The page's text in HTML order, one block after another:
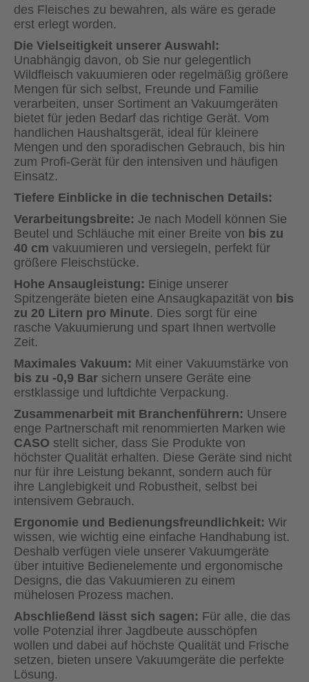
des Fleisches zu bewahren, als wäre es gerade
erst erlegt worden.
Die Vielseitigkeit unserer Auswahl:
Unabhängig davon, ob Sie nur gelegentlich
Wildfleisch vakuumieren oder regelmäßig größere
Mengen für sich selbst, Freunde und Familie
verarbeiten, unser Sortiment an Vakuumgeräten
bietet für jeden Bedarf das richtige Gerät. Vom
handlichen Haushaltsgerät, ideal für kleinere
Mengen und den sporadischen Gebrauch, bis hin
zum Profi-Gerät für den intensiven und häufigen
Einsatz.
Tiefere Einblicke in die technischen Details:
Verarbeitungsbreite: Je nach Modell können Sie
Beutel und Schläuche mit einer Breite von bis zu
40 cm vakuumieren und versiegeln, perfekt für
größere Fleischstücke.
Hohe Ansaugleistung: Einige unserer
Spitzengeräte bieten eine Ansaugkapazität von bis
zu 20 Litern pro Minute. Dies sorgt für eine
rasche Vakuumierung und spart Ihnen wertvolle
Zeit.
Maximales Vakuum: Mit einer Vakuumstärke von
bis zu -0,9 Bar sichern unsere Geräte eine
erstklassige und luftdichte Verpackung.
Zusammenarbeit mit Branchenführern: Unsere
enge Partnerschaft mit renommierten Marken wie
CASO stellt sicher, dass Sie Produkte von
höchster Qualität erhalten. Diese Geräte sind nicht
nur für ihre Leistung bekannt, sondern auch für
ihre Langlebigkeit und Robustheit, selbst bei
intensivem Gebrauch.
Ergonomie und Bedienungsfreundlichkeit: Wir
wissen, wie wichtig eine einfache Handhabung ist.
Deshalb verfügen viele unserer Vakuumgeräte
über intuitive Bedienelemente und ergonomische
Designs, die das Vakuumieren zu einem
mühelosen Prozess machen.
Abschließend lässt sich sagen: Für alle, die das
volle Potenzial ihrer Jagdbeute ausschöpfen
wollen und dabei auf höchste Qualität und Frische
setzen, bieten unsere Vakuumgeräte die perfekte
Lösung.